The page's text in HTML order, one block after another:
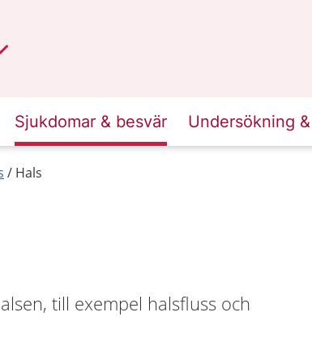
Sjukdomar & besvär Undersökning
Hals
till exempel halsfluss och